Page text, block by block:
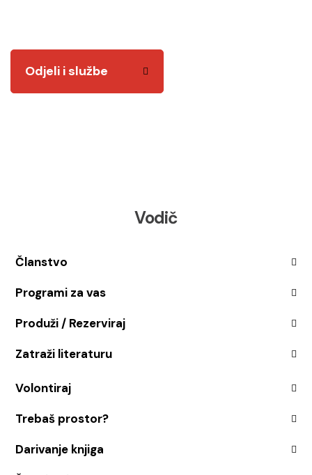
Odjeli i službe
Vodič
Članstvo
Programi za vas
Produži / Rezerviraj
Zatraži literaturu
Volontiraj
Trebaš prostor?
Darivanje knjiga